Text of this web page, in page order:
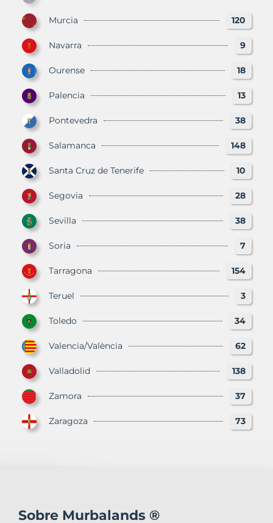
Murcia 120
Navarra 9
Ourense 18
Palencia 13
Pontevedra 38
Salamanca 148
Santa Cruz de Tenerife 10
Segovia 28
Sevilla 38
Soria 7
Tarragona 154
Teruel 3
Toledo 34
Valencia/València 62
Valladolid 138
Zamora 37
Zaragoza 73
Sobre Murbalands ®